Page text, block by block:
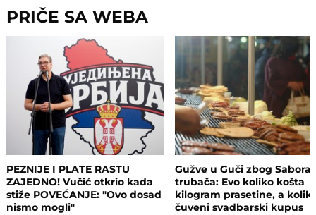
PRIČE SA WEBA
PEZNIJE I PLATE RASTU
ZAJEDNO! Vučić otkrio kada
stiže POVEĆANJE: "Ovo dosad
nismo mogli"
Gužve u Guči zbog Sabora
trubača: Evo koliko košta
kilogram prasetine, a
čuveni svadbarski kupus